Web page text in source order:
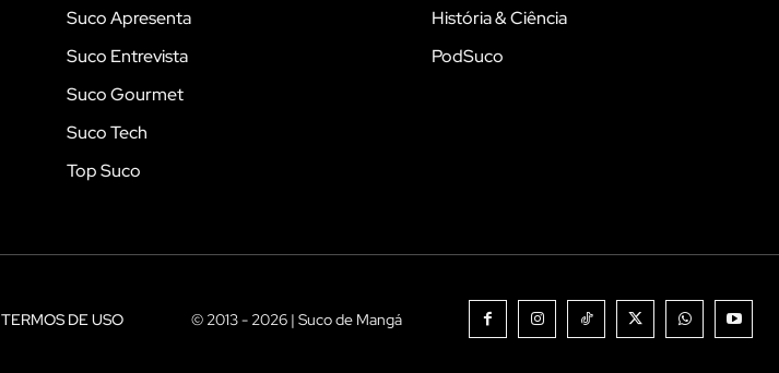
Suco Apresenta
Suco Entrevista
Suco Gourmet
Suco Tech
Top Suco
História & Ciência
PodSuco
TERMOS DE USO © 2013 - 2026 | Suco de Mangá